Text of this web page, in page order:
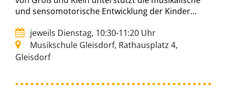
und sensomotorische Entwicklung der Kinder…
jeweils Dienstag, 10:30-11:20 Uhr
Musikschule Gleisdorf, Rathausplatz 4,
Gleisdorf